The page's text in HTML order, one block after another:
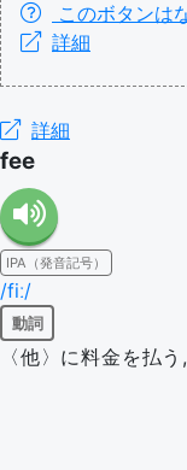
このボタンは
詳細
詳細
fee
IPA（発音記号）
/fiː/
動詞
〈他〉に料金を払